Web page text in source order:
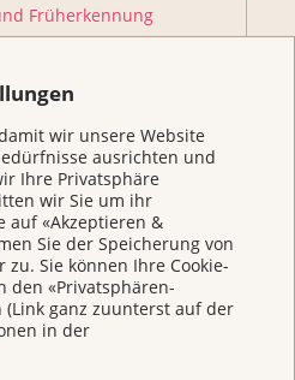
wir unsere Website
ausrichten und
Ihre Privatsphäre
wir Sie um ihr
auf «Akzeptieren &
Sie der Speicherung von
zu. Sie können Ihre Cookie-
den «Privatsphären-
(Link ganz zuunterst auf der
in der
Früherkennung
fördern
Sie
Kurse
& Kontakt